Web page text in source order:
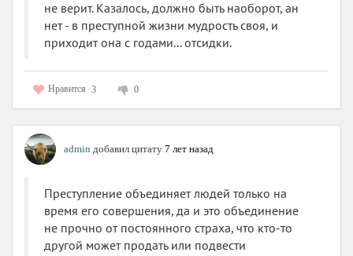
не верит. Казалось, должно быть наоборот, ан
нет - в преступной жизни мудрость своя, и
приходит она с годами... отсидки.
Нравится 3 0
admin добавил цитату 7 лет назад
Преступление объединяет людей только на
время его совершения, да и это объединение
не прочно от постоянного страха, что кто-то
другой может продать или подвести